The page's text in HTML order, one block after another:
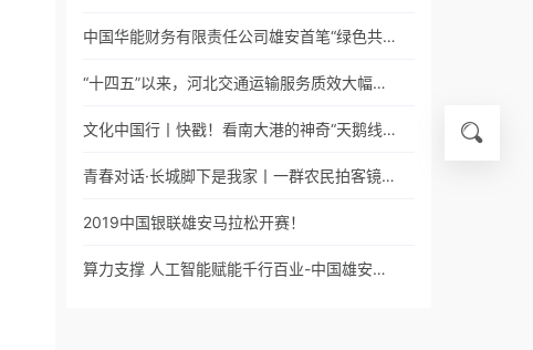
中国华能财务有限责任公司雄安首笔“绿色共…
“十四五”以来，河北交通运输服务质效大幅…
文化中国行丨快戳！看南大港的神奇“天鹅线…
青春对话·长城脚下是我家丨一群农民拍客镜…
2019中国银联雄安马拉松开赛！
算力支撑 人工智能赋能千行百业-中国雄安…